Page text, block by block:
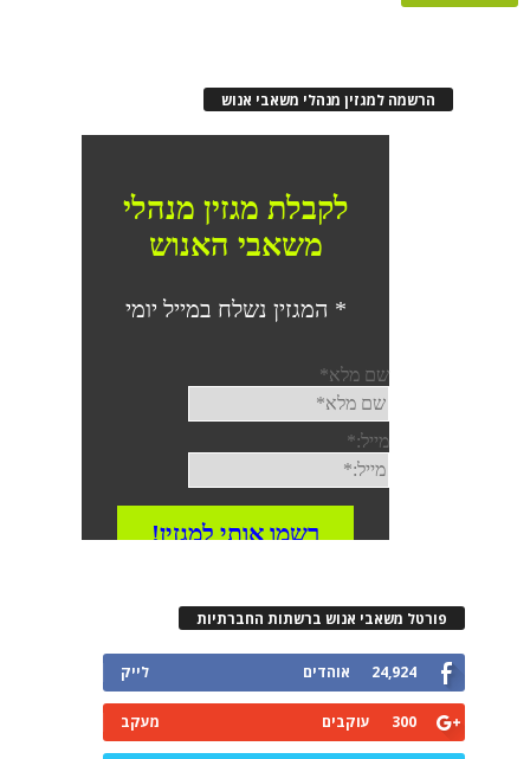
הרשמה למגזין מנהלי משאבי אנוש
פורטל משאבי אנוש ברשתות החברתיות
24,924 אוהדים לייק
300 עוקבים מעקב